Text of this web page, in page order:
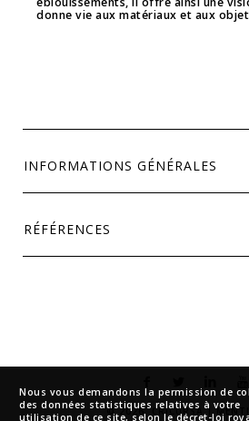
Nous vous demandons la permission de
des données statistiques relatives à votre
utilisation de ce site, selon le décret-loi
donne vie aux matériaux et aux
INFORMATIONS GÉNÉRALES
RÉFÉRENCES
© 2026. CRICURSA |